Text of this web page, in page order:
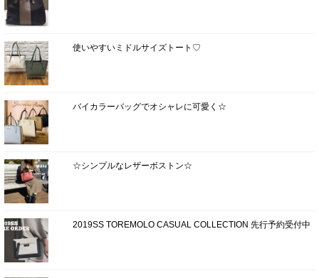
使いやすいミドルサイズトート♡
バイカラーバッグでオシャレに可愛く☆
☆シンプルなレザーボストン☆
2019SS TOREMOLO CASUAL COLLECTION 先行予約受付中